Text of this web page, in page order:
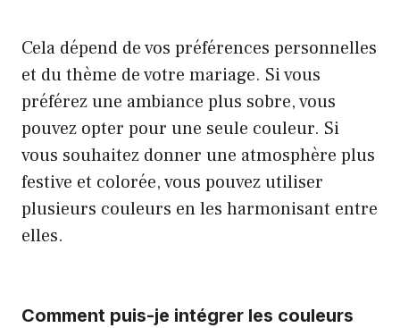
Cela dépend de vos préférences personnelles
et du thème de votre mariage. Si vous
préférez une ambiance plus sobre, vous
pouvez opter pour une seule couleur. Si
vous souhaitez donner une atmosphère plus
festive et colorée, vous pouvez utiliser
plusieurs couleurs en les harmonisant entre
elles.
Comment puis-je intégrer les couleurs